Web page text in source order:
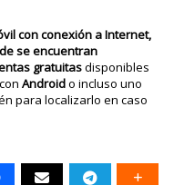
con conexión a Internet,
se encuentran
gratuitasdisponibles
Androido incluso uno
para localizarlo en caso